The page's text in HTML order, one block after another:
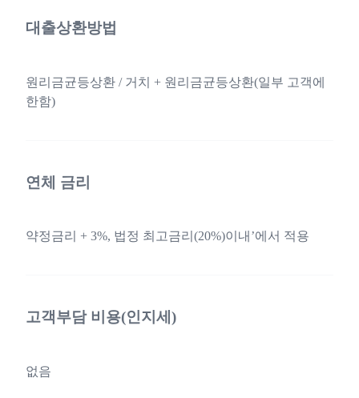
대출상환방법
원리금균등상환 / 거치 + 원리금균등상환(일부 고객에
한함)
연체 금리
약정금리 + 3%, 법정 최고금리(20%)이내’에서 적용
고객부담 비용(인지세)
없음